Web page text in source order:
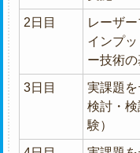
2日目
レーザ
インプ
ー技術の
3日目
実課題
検討・
験）